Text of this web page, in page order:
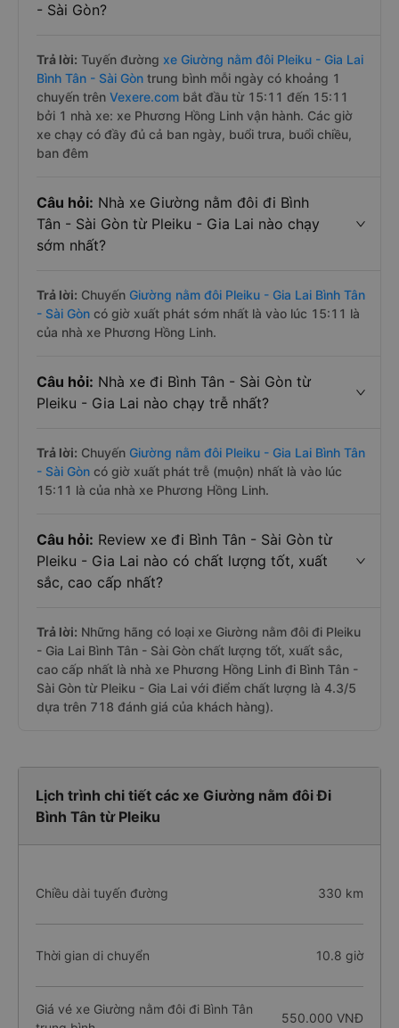
- Sài Gòn?
Trả lời: Tuyến đường xe Giường nằm đôi Pleiku - Gia Lai
Bình Tân - Sài Gòn trung bình mỗi ngày có khoảng 1
chuyến trên Vexere.com bắt đầu từ 15:11 đến 15:11
bởi 1 nhà xe: xe Phương Hồng Linh vận hành. Các giờ
xe chạy có đầy đủ cả ban ngày, buổi trưa, buổi chiều,
ban đêm
Câu hỏi: Nhà xe Giường nằm đôi đi Bình
Tân - Sài Gòn từ Pleiku - Gia Lai nào chạy
sớm nhất?
Trả lời: Chuyến Giường nằm đôi Pleiku - Gia Lai Bình Tân
- Sài Gòn có giờ xuất phát sớm nhất là vào lúc 15:11 là
của nhà xe Phương Hồng Linh.
Câu hỏi: Nhà xe đi Bình Tân - Sài Gòn từ
Pleiku - Gia Lai nào chạy trễ nhất?
Trả lời: Chuyến Giường nằm đôi Pleiku - Gia Lai Bình Tân
- Sài Gòn có giờ xuất phát trễ (muộn) nhất là vào lúc
15:11 là của nhà xe Phương Hồng Linh.
Câu hỏi: Review xe đi Bình Tân - Sài Gòn từ
Pleiku - Gia Lai nào có chất lượng tốt, xuất
sắc, cao cấp nhất?
Trả lời: Những hãng có loại xe Giường nằm đôi đi Pleiku
- Gia Lai Bình Tân - Sài Gòn chất lượng tốt, xuất sắc,
cao cấp nhất là nhà xe Phương Hồng Linh đi Bình Tân -
Sài Gòn từ Pleiku - Gia Lai với điểm chất lượng là 4.3/5
dựa trên 718 đánh giá của khách hàng).
Lịch trình chi tiết các xe Giường nằm đôi Đi
Bình Tân từ Pleiku
Chiều dài tuyến đường 330 km
Thời gian di chuyển 10.8 giờ
Giá vé xe Giường nằm đôi đi Bình Tân
550.000 VNĐ